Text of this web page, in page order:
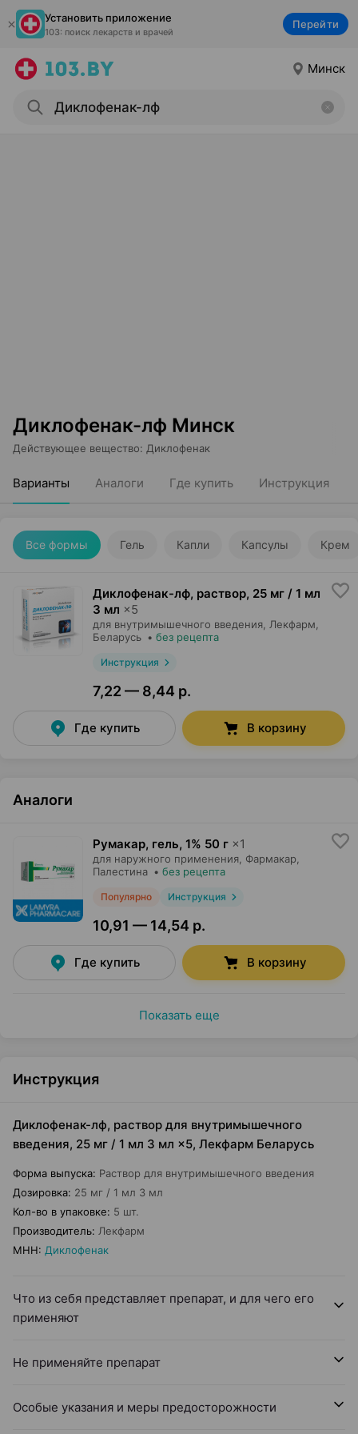
Установить приложение
103: поиск лекарств и врачей
Перейти
Минск
Диклофенак-лф Минск
Действующее вещество: Диклофенак
Варианты Аналоги Где купить Инструкция
Все формы Гель Капли Капсулы Крем
Диклофенак-лф, раствор, 25 мг / 1 мл
3 мл ×5
для внутримышечного введения, Лекфарм
Беларусь • без рецепта
Инструкция
7,22 — 8,44 р.
Где купить В корзину
Аналоги
Румакар, гель, 1% 50 г ×1
для наружного применения, Фармакар
Палестина • без рецепта
Популярно Инструкция
10,91 — 14,54 р.
Где купить В корзину
Показать еще
Инструкция
Диклофенак-лф, раствор для внутримышечного
введения, 25 мг / 1 мл 3 мл ×5, Лекфарм Беларусь
Форма выпуска: Раствор для внутримышечного введения
Дозировка: 25 мг / 1 мл 3 мл
Кол-во в упаковке: 5 шт.
Производитель: Лекфарм
МНН: Диклофенак
Что из себя представляет препарат, и для чего его
применяют
Не применяйте препарат
Особые указания и меры предосторожности